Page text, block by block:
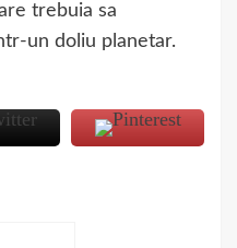
trebuia sa
un doliu planetar.